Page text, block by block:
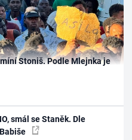
Stoniš. Podle Mlejnka je
smál se Staněk. Dle